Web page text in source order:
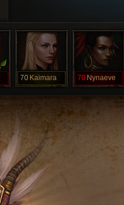
70 Kaimara 70 Nynaeve